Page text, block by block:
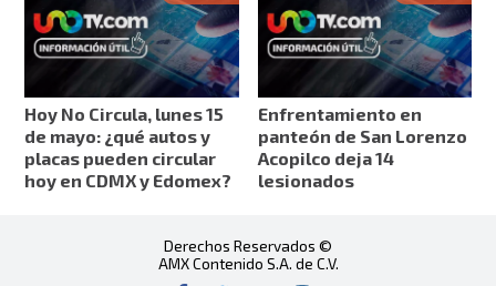
Hoy No Circula, lunes 15
de mayo: ¿qué autos y
placas pueden circular
hoy en CDMX y Edomex?
Enfrentamiento en
panteón de San Lorenzo
Acopilco deja 14
lesionados
Derechos Reservados ©
AMX Contenido S.A. de C.V.